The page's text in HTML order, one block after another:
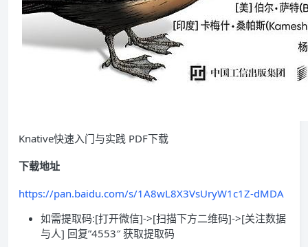
Knative快速入门与实践 PDF下载
下载地址
https://pan.baidu.com/s/1A8wL8X3VsUryW1c1Z-dMDA
如需提取码:[打开微信]->[扫描下方二维码]->[关注数据
与人] 回复”4553″ 获取提取码